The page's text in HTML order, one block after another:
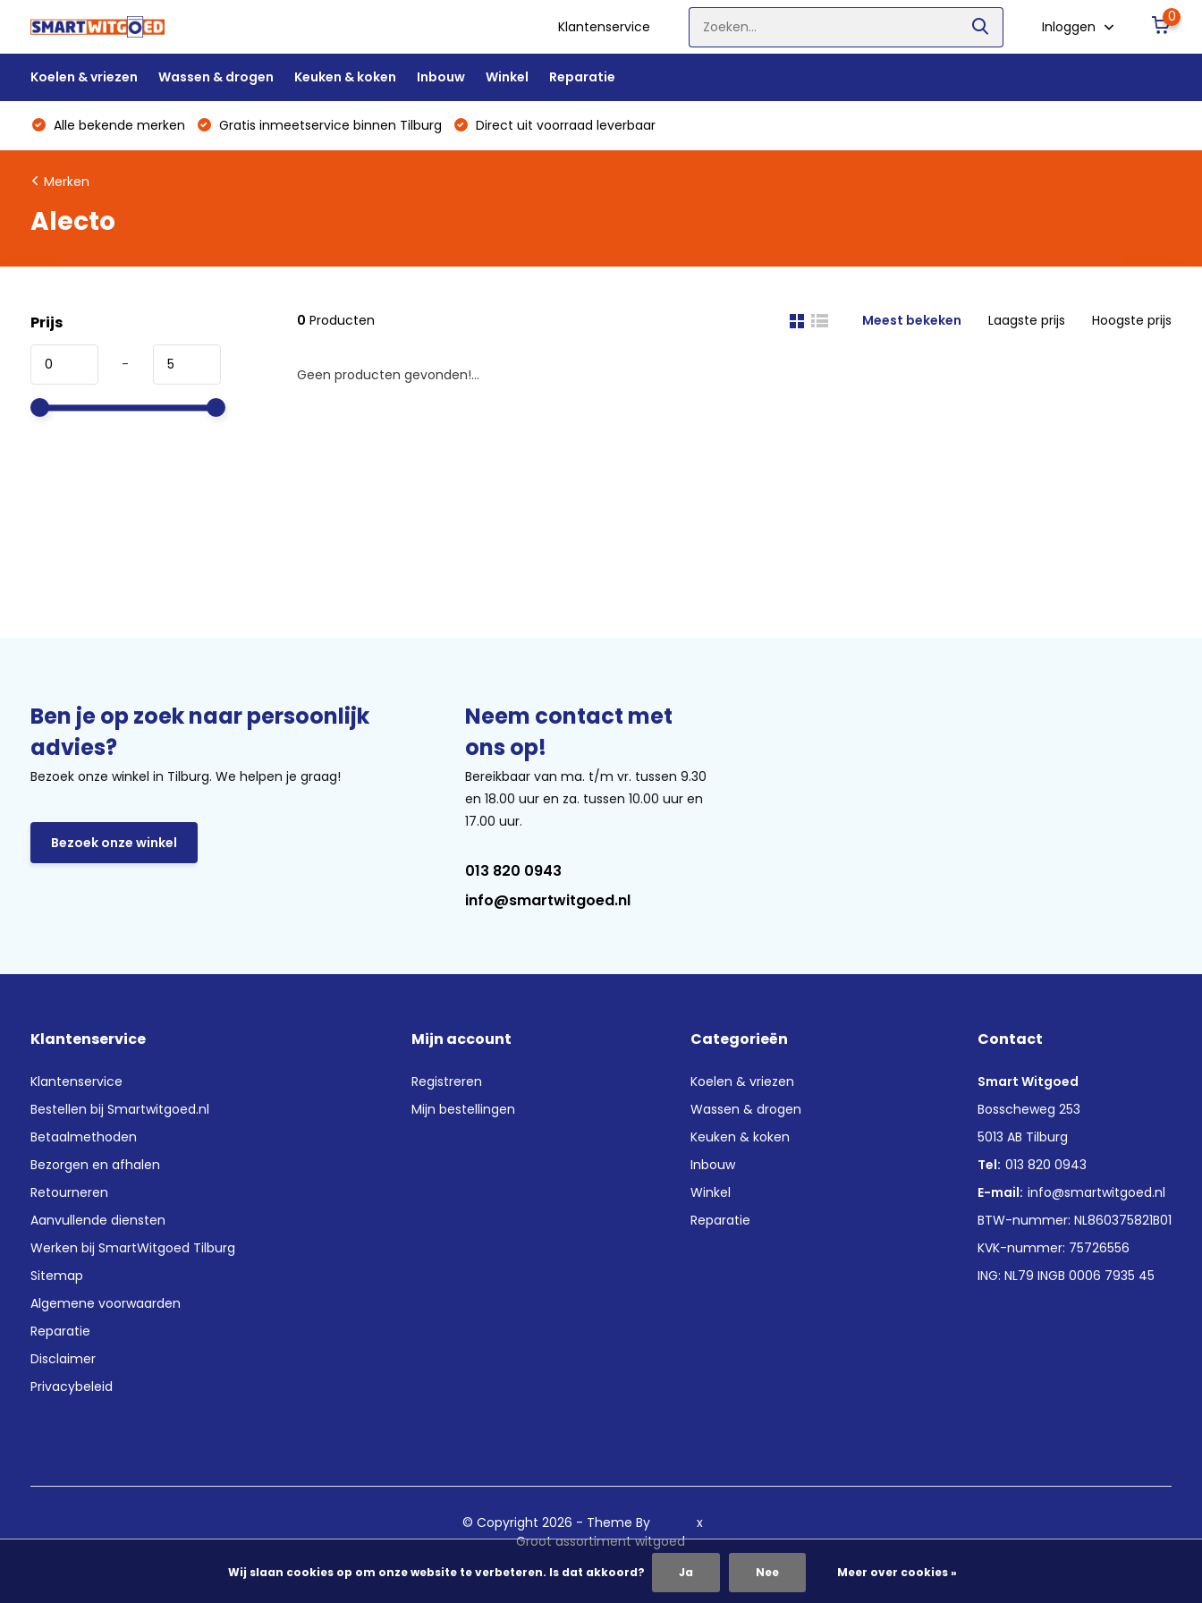
Klantenservice Inloggen
0
Koelen & vriezen Wassen & drogen Keuken & koken Inbouw Winkel Reparatie
Alle bekende merken Gratis inmeetservice binnen Tilburg Direct uit voorraad leverbaar
Merken
Alecto
Prijs
-
0 Producten Meest bekeken Laagste prijs Hoogste prijs
Geen producten gevonden!...
Ben je op zoek naar persoonlijk
advies?
Bezoek onze winkel in Tilburg. We helpen je graag!
Bezoek onze winkel
Neem contact met
ons op!
Bereikbaar van ma. t/m vr. tussen 9.30
en 18.00 uur en za. tussen 10.00 uur en
17.00 uur.
013 820 0943
info@smartwitgoed.nl
Klantenservice
Klantenservice
Bestellen bij Smartwitgoed.nl
Betaalmethoden
Bezorgen en afhalen
Retourneren
Aanvullende diensten
Werken bij SmartWitgoed Tilburg
Sitemap
Algemene voorwaarden
Reparatie
Disclaimer
Privacybeleid
Mijn account
Registreren
Mijn bestellingen
Categorieën
Koelen & vriezen
Wassen & drogen
Keuken & koken
Inbouw
Winkel
Reparatie
Contact
Smart Witgoed
Bosscheweg 253
5013 AB Tilburg
Tel: 013 820 0943
E-mail: info@smartwitgoed.nl
BTW-nummer: NL860375821B01
KVK-nummer: 75726556
ING: NL79 INGB 0006 7935 45
© Copyright 2026 - Theme By x
Groot assortiment witgoed
Wij slaan cookies op om onze website te verbeteren. Is dat akkoord? Ja Nee Meer over cookies »